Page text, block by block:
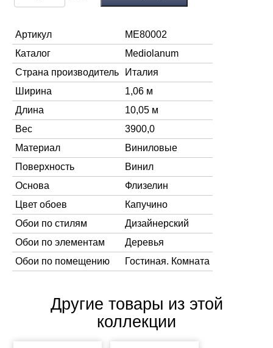
Артикул
ME80002
Каталог
Mediolanum
Страна производитель
Италия
Ширина
1,06 м
Длина
10,05 м
Вес
3900,0
Материал
Виниловые
Поверхность
Винил
Основа
Флизелин
Цвет обоев
Капучино
Обои по стилям
Дизайнерский
Обои по элементам
Деревья
Обои по помещению
Гостиная. Комната
Другие товары из этой
коллекции